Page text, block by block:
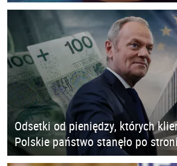
Odsetki od pieniędzy, których
Polskie państwo stanęło po